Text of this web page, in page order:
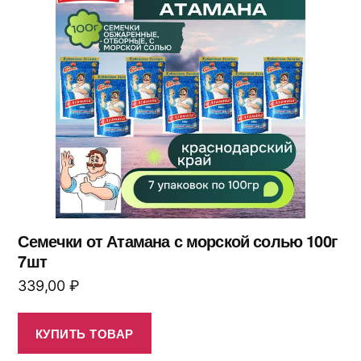
Семечки от Атамана с морской солью 100г
7шт
339,00 ₽
КУПИТЬ ТОВАР